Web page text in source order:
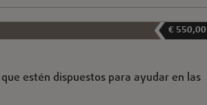
€ 550,00
estén dispuestos para ayudar en las